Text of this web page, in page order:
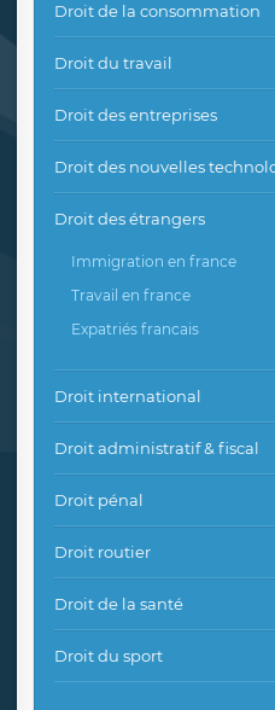
Droit de la consommation
Droit du travail
Droit des entreprises
Droit des nouvelles
Droit des étrangers
Immigration en france
Travail en france
Expatriés francais
Droit international
Droit administratif & fiscal
Droit pénal
Droit routier
Droit de la santé
Droit du sport